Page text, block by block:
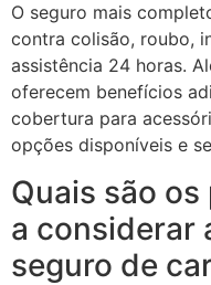
O seguro mais
contra colisão, roubo,
assistência 24 horas.
oferecem benefícios
cobertura para
opções disponíveis e
Quais são
a considerar
seguro de